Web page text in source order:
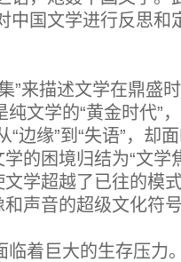
中国文学进行反思和
”来描述文学在鼎盛
文学的“黄金时代”
“边缘”到“失语”，却
的困境归结为“文学
学超越了已往的模
声音的超级文化符
着巨大的生存压力